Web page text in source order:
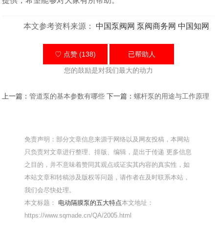
本文参考资料来源： 中国泵阀网 泵阀商务网 中国知网
♡ 点赞 (138) 已帮助人
您的鼓励是对我们最大的动力
上一篇：管道泵的基本参数有哪些 下一篇：螺杆泵的用途与工作原理
免责声明：部分文章信息来源于网络以及网友投稿，本网站
只负责对文章进行整理、排版、编辑，是出于传递 更多信息
之目的，并不意味着赞同其观点或证实其内容的真实性，如
本站文章和转稿涉及版权等问题，请作者在及时联系本站，
我们会尽快处理。
本文标题： 电动隔膜泵的五大特点本文地址：
https://www.sqmade.cn/QA/2005.html